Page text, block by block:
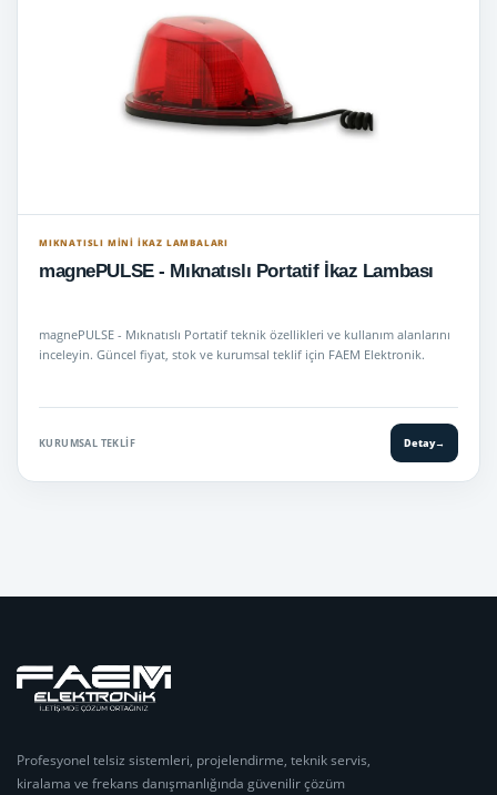
MIKNATISLI MINI İKAZ LAMBALARI
magnePULSE - Mıknatıslı Portatif İkaz Lambası
magnePULSE - Mıknatıslı Portatif teknik özellikleri ve kullanım alanlarını
inceleyin. Güncel fiyat, stok ve kurumsal teklif için FAEM Elektronik.
KURUMSAL TEKLIF Detay→
Profesyonel telsiz sistemleri, projelendirme, teknik servis,
kiralama ve frekans danışmanlığında güvenilir çözüm